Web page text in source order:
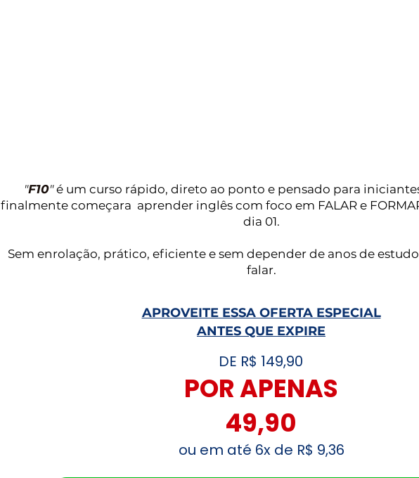
"F10"é um curso rápido, direto ao ponto e pensado para
finalmente começara aprender inglês com foco em FALAR e
dia 01.
Sem enrolação, prático, eficiente e sem depender de anos de
falar.
APROVEITE ESSA OFERTA ESPECIAL
ANTES QUE EXPIRE
DE R$ 149,90
POR APENAS
49,90
ou em até 6x de R$ 9,36